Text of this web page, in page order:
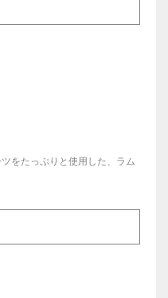
をたっぷりと使用した、ラム